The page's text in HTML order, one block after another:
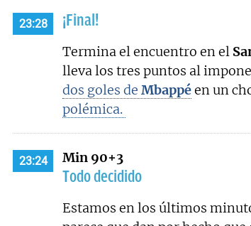
23:28 ¡Final!
Termina el encuentro en el
lleva los tres puntos al
dos goles de Mbappéen un
polémica.
23:24 Min 90+3
Todo decidido
Estamos en los últimos